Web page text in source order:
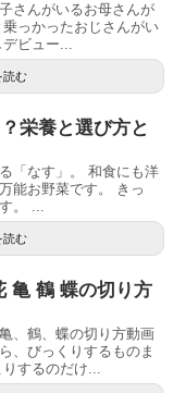
さんがいるお母さんが
っかったおじさんがい
デビュー...
読む
栄養と選び方と
「なす」。 和食にも洋
能お野菜です。 きっ
。 ...
読む
亀 鶴 蝶の切り方
、鶴、蝶の切り方動画
、びっくりするものま
するのだけ...